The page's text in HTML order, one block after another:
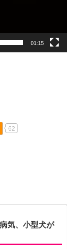
01:15
62
気、小型犬が